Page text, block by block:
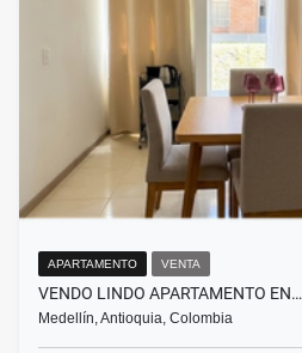
APARTAMENTO VENTA
VENDO LINDO APARTAMENTO EN…
Medellín, Antioquia, Colombia